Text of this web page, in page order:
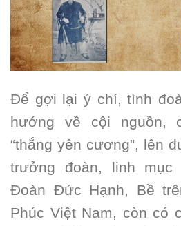
Để gợi lại ý chí, tình
hướng về cội nguồn,
“thắng yên cương”, lên
trưởng đoàn, linh mục
Đoàn Đức Hạnh, Bề
Phúc Việt Nam, còn có